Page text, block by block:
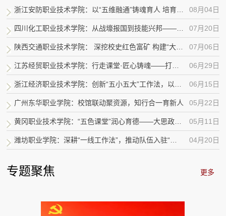
08月04日
07月20日
07月06日
06月29日
06月15日
广州东华职业学院：校馆联动聚资源，知行合一育新人 05月22日
05月11日
04月20日
专题聚焦 更多